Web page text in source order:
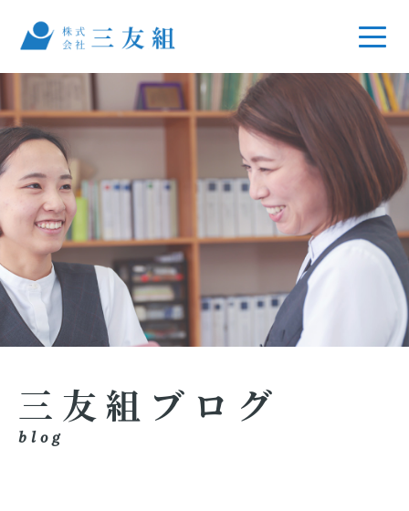
三友組ブログ
blog